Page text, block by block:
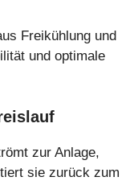
Freikühlung und
und optimale
zur Anlage,
sie zurück zum